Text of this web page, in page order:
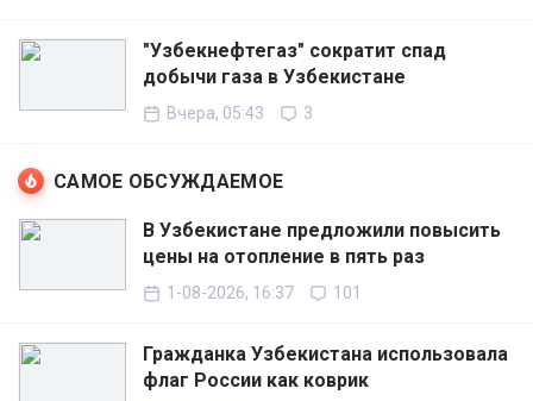
"Узбекнефтегаз" сократит спад
добычи газа в Узбекистане
Вчера, 05:43 3
САМОЕ ОБСУЖДАЕМОЕ
В Узбекистане предложили повысить
цены на отопление в пять раз
1-08-2026, 16:37 101
Гражданка Узбекистана использовала
флаг России как коврик